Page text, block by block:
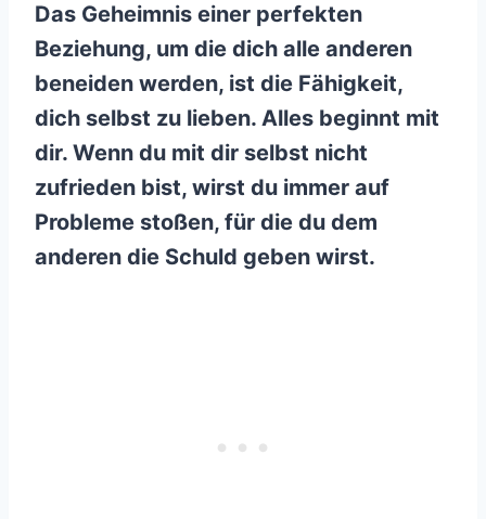
Das Geheimnis einer perfekten
Beziehung, um die dich alle anderen
beneiden werden, ist die Fähigkeit,
dich selbst zu lieben. Alles beginnt mit
dir. Wenn du mit dir selbst nicht
zufrieden bist, wirst du immer auf
Probleme stoßen, für die du dem
anderen die Schuld geben wirst.